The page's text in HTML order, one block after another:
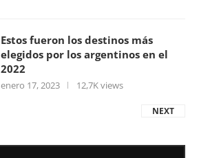
Estos fueron los destinos más
elegidos por los argentinos en el
2022
enero 17, 2023 12,7K views
NEXT